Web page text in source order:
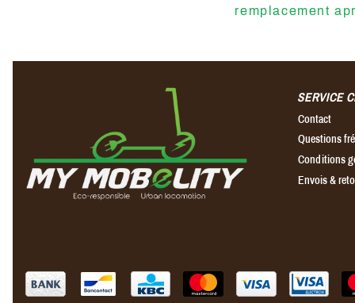
remplacement
SERVICE
Contact
Questions
Conditions
Envois &